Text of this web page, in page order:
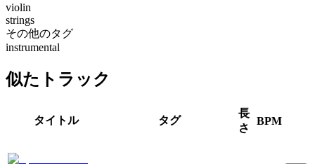
violin
strings
その他のタグ
instrumental
似たトラック
タイトル タグ
長
さ
BPM